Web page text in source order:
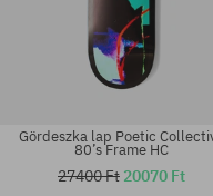
Gördeszka lap Poetic
80’s Frame HC
27400 Ft 20070 Ft